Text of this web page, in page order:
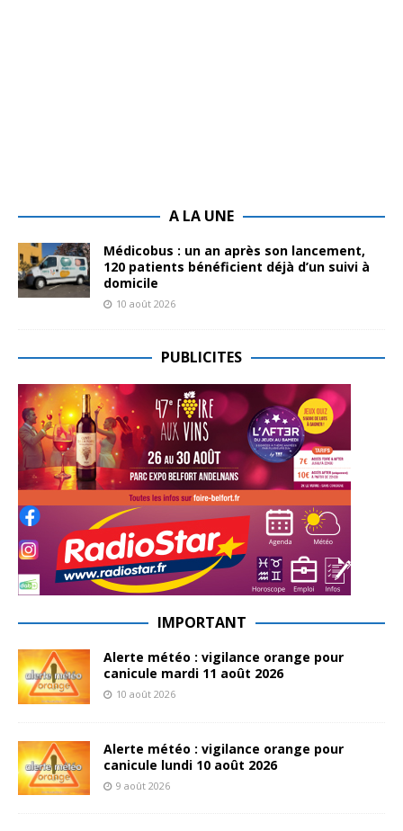
A LA UNE
Médicobus : un an après son lancement,
120 patients bénéficient déjà d’un suivi à
domicile
10 août 2026
PUBLICITES
IMPORTANT
Alerte météo : vigilance orange pour
canicule mardi 11 août 2026
10 août 2026
Alerte météo : vigilance orange pour
canicule lundi 10 août 2026
9 août 2026